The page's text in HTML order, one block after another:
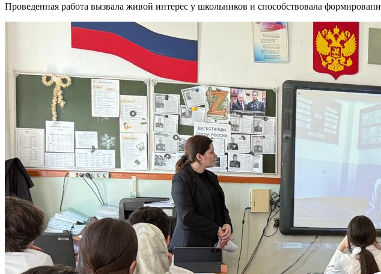
Проведенная работа вызвала живой интерес у школьников и способствовала